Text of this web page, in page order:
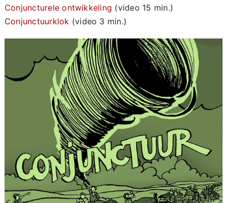
Begrippenzoeker
Conjuncturele ontwikkeling (video 15 min.)
Conjunctuurklok (video 3 min.)